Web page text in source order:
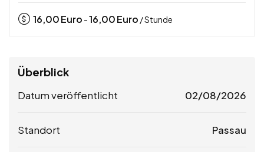
16,00Euro -16,00Euro / Stunde
Überblick
Datum veröffentlicht 02/08/2026
Standort Passau